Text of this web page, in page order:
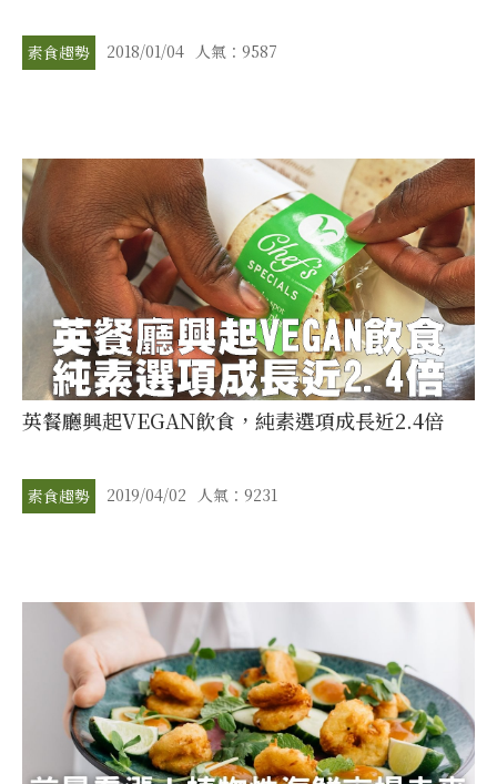
素食趨勢 2018/01/04 人氣：9587
英餐廳興起VEGAN飲食，純素選項成長近2.4倍
素食趨勢 2019/04/02 人氣：9231